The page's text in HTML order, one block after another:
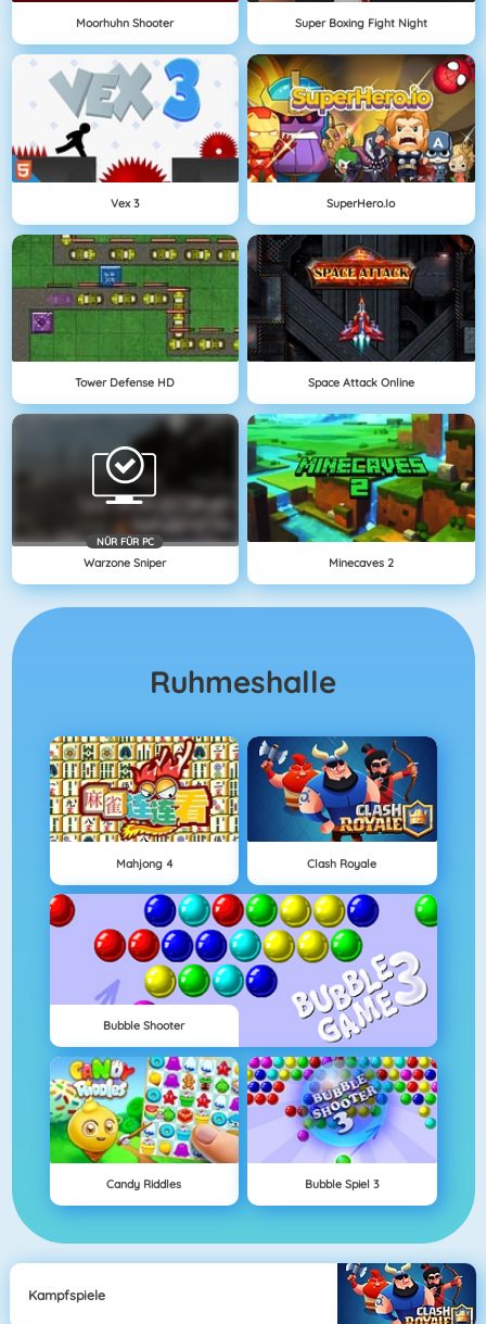
Moorhuhn Shooter Super Boxing Fight Night
Vex 3 SuperHero.io
Tower Defense HD Space Attack Online
NÜR FÜR PC
Warzone Sniper Minecaves 2
Ruhmeshalle
Mahjong 4 Clash Royale
Bubble Shooter
Candy Riddles Bubble Spiel 3
Kampfspiele